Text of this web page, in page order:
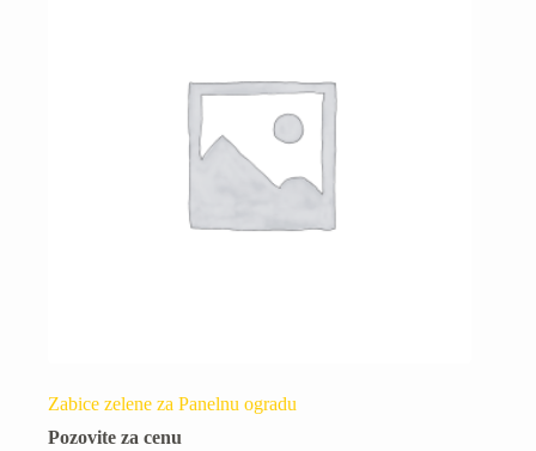
Zabice zelene za Panelnu ogradu
Pozovite za cenu